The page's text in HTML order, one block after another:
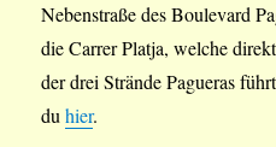
Nebenstraße des Boulevard
die Carrer Platja, welche
der drei Strände Pagueras
duhier.